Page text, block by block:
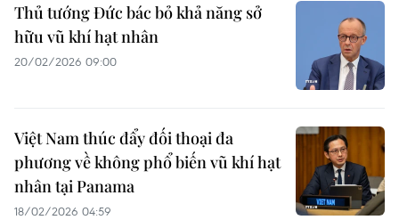
Thủ tướng Đức bác bỏ khả năng sở
hữu vũ khí hạt nhân
20/02/2026 09:00
Việt Nam thúc đẩy đối thoại đa
phương về không phổ biến vũ khí hạt
nhân tại Panama
18/02/2026 04:59